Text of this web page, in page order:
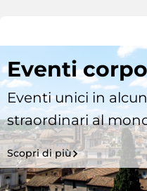
Eventi
Eventi unici in
straordinari al
Scopri di più